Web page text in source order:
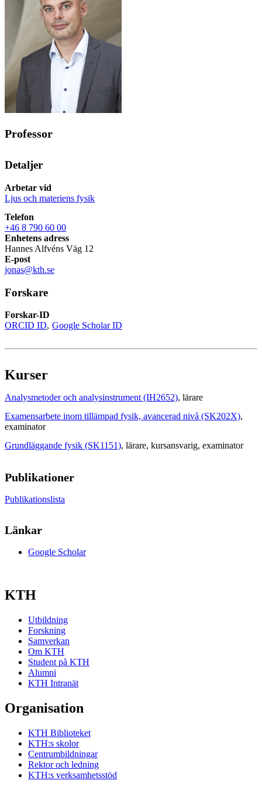
Professor
Detaljer
Arbetar vid
Ljus och materiens fysik
Telefon
+46 8 790 60 00
Enhetens adress
Hannes Alfvéns Väg 12
E-post
jonas@kth.se
Forskare
Forskar-ID
ORCID ID Google Scholar ID
Kurser
Analysmetoder och analysinstrument (IH2652), lärare
Examensarbete inom tillämpad fysik, avancerad nivå (SK202X),
examinator
Grundläggande fysik (SK1151), lärare, kursansvarig, examinator
Publikationer
Publikationslista
Länkar
Google Scholar
KTH
Utbildning
Forskning
Samverkan
Om KTH
Student på KTH
Alumni
KTH Intranät
Organisation
KTH Biblioteket
KTH:s skolor
Centrumbildningar
Rektor och ledning
KTH:s verksamhetsstöd